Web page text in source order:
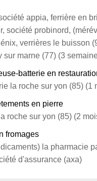
appia, ferrière en
société probinord,
verrières le buisson
sur marne (77) (3
batterie en
la roche sur yon (85) (1
en pierre
roche sur yon (85) (2
fromages
la pharmacie
d'assurance (axa)